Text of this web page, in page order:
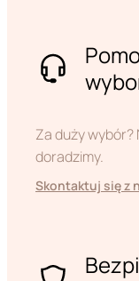
Za duży
doradzimy.
Skontaktuj się z